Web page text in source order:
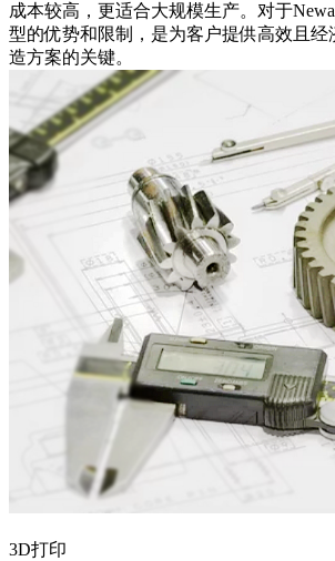
成本较高，更适合大规模生产。对于
型的优势和限制，是为客户提供高效且经
造方案的关键。
3D打印